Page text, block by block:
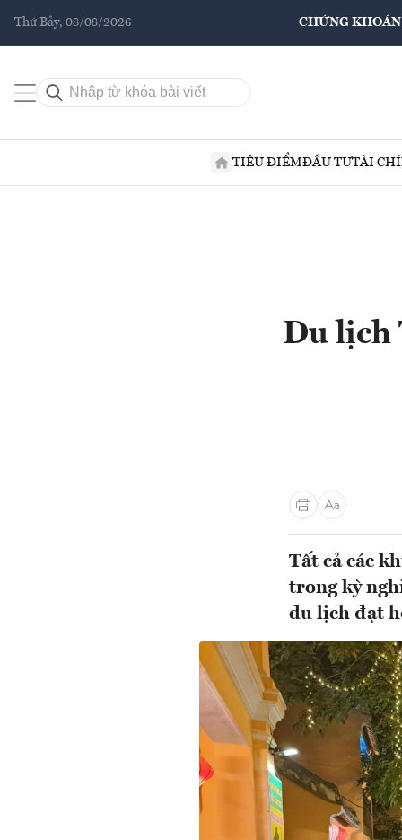
Thứ Bảy, 08/08/2026 CHỨNG KHOÁN
TIÊU ĐIỂMĐẦU TƯTÀI
Du lịch
Tất cả các
trong kỳ
du lịch đạt